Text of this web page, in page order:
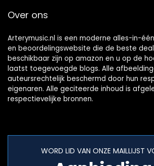
Over ons
Arterymusic.nl is een moderne alles-in-
en beoordelingswebsite die de beste
beschikbaar zijn op amazon en u op de
laatst toegevoegde blogs. Alle
auteursrechtelijk beschermd door hun
eigenaren. Alle geciteerde inhoud is
respectievelijke bronnen.
WORD LID VAN ONZE MAILLIJST